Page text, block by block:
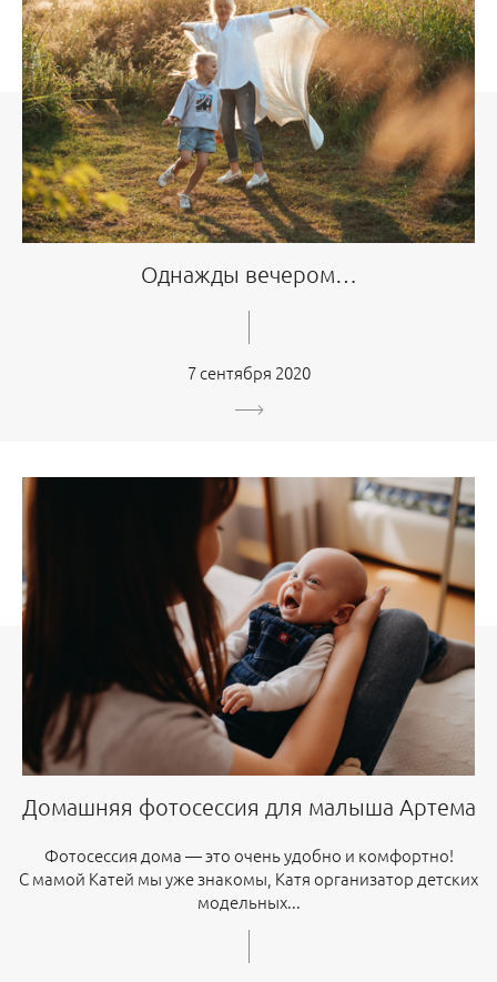
Однажды вечером…
7 сентября 2020
Домашняя фотосессия для малыша Артема
Фотосессия дома — это очень удобно и комфортно!
С мамой Катей мы уже знакомы, Катя организатор детских
модельных...